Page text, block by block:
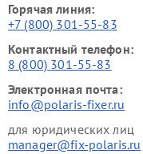
Горячая линия:
+7 (800) 301-55-83
Контактный телефон:
8 (800) 301-55-83
Электронная почта:
info@polaris-fixer.ru
для юридических лиц
manager@fix-polaris.ru